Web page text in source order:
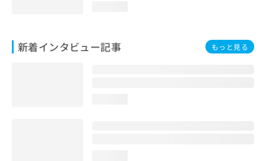
新着インタビュー記事 もっと見る